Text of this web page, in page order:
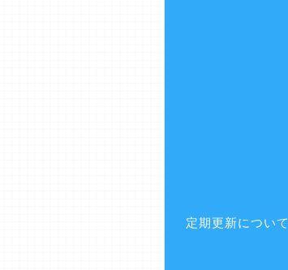
定期更新について